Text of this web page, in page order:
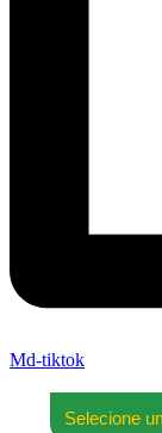
Md-tiktok